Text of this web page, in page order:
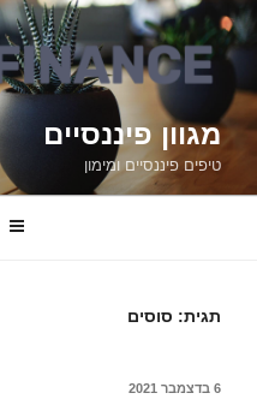
דילוג
לתוכן
מגוון פיננסיים
טיפים פיננסיים ומימון
תגית: סוסים
פורסם
6 בדצמבר 2021